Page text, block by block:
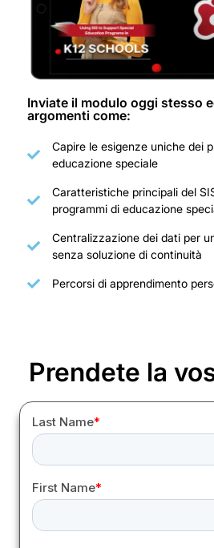
Inviate il modulo oggi stesso
argomenti come:
Capire le esigenze uniche dei
educazione speciale
Caratteristiche principali del
programmi di educazione
Centralizzazione dei dati per
senza soluzione di continuità
Percorsi di apprendimento
Prendete la